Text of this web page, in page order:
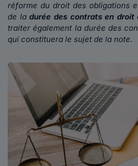
réforme du droit des obligations
de ladurée des contrats en droit
traiter également la durée des
qui constituera le sujet de la note.